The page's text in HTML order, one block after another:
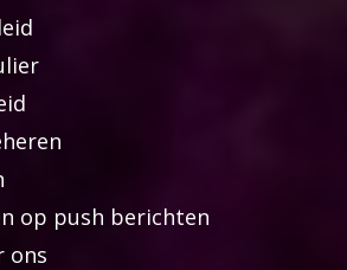
op push berichten
ons